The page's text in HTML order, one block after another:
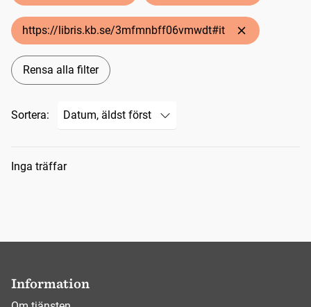
https://libris.kb.se/3mfmnbff06vmwdt#it
Rensa alla filter
Sortera:
Sökresultat
Inga träffar
Information